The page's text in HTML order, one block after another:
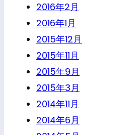
2016年2月
2016年1月
2015年12月
2015年11月
2015年9月
2015年3月
2014年11月
2014年6月